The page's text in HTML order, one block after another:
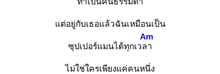
แต่อยู่กับเธอแล้วฉันเหมือนเป็น
ซุปเปอร์แมนได้ทุกเวลา
Am
ไม่ใช่ใครเพียงแค่คนหนึ่ง